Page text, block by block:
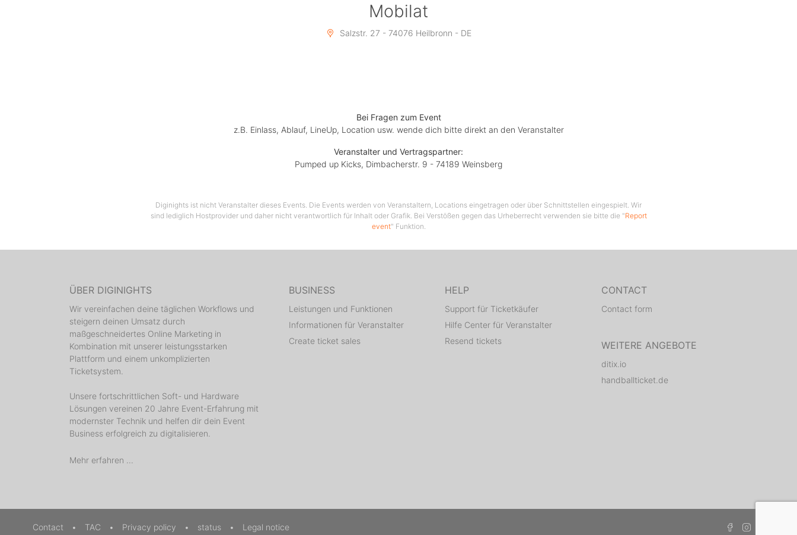
Mobilat
Salzstr. 27 - 74076 Heilbronn - DE
Bei Fragen zum Event
z.B. Einlass, Ablauf, LineUp, Location usw. wende dich bitte direkt an den Veranstalter
Veranstalter und Vertragspartner:
Pumped up Kicks, Dimbacherstr. 9 - 74189 Weinsberg
Diginights ist nicht Veranstalter dieses Events. Die Events werden von Veranstaltern, Locations eingetragen oder über Schnittstellen eingespielt. Wir
sind lediglich Hostprovider und daher nicht verantwortlich für Inhalt oder Grafik. Bei Verstößen gegen das Urheberrecht verwenden sie bitte die "Report
event" Funktion.
ÜBER DIGINIGHTS
Wir vereinfachen deine täglichen Workflows und
steigern deinen Umsatz durch
maßgeschneidertes Online Marketing in
Kombination mit unserer leistungsstarken
Plattform und einem unkomplizierten
Ticketsystem.
Unsere fortschrittlichen Soft- und Hardware
Lösungen vereinen 20 Jahre Event-Erfahrung mit
modernster Technik und helfen dir dein Event
Business erfolgreich zu digitalisieren.
Mehr erfahren ...
BUSINESS
Leistungen und Funktionen
Informationen für Veranstalter
Create ticket sales
HELP
Support für Ticketkäufer
Hilfe Center für Veranstalter
Resend tickets
CONTACT
Contact form
WEITERE ANGEBOTE
ditix.io
handballticket.de
Contact • TAC • Privacy policy • status • Legal notice